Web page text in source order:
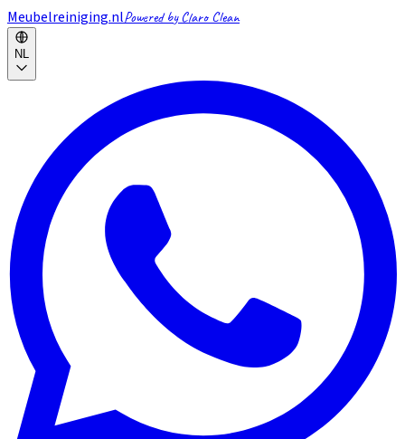
Meubelreiniging.nlPowered by Claro Clean
NL